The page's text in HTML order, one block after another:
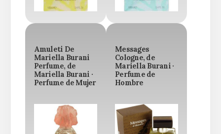
Amuleti De
Mariella Burani
Perfume, de
Mariella Burani ·
Perfume de Mujer
Messages
Cologne, de
Mariella Burani ·
Perfume de
Hombre